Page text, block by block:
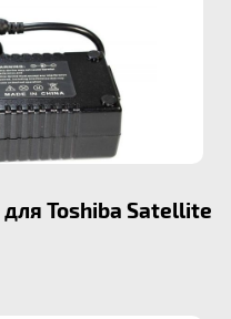
Toshiba Satellite